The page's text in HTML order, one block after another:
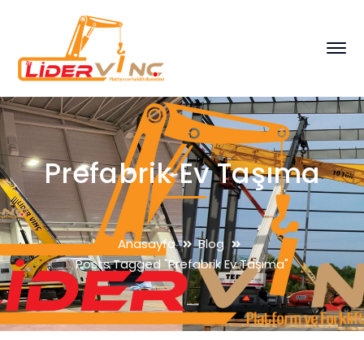
Prefabrik Ev Taşıma
Anasayfa
Blog
Posts Tagged "Prefabrik Ev Taşıma"